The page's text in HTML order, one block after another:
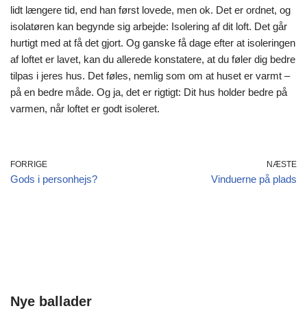
lidt længere tid, end han først lovede, men ok. Det er ordnet, og
isolatøren kan begynde sig arbejde: Isolering af dit loft. Det går
hurtigt med at få det gjort. Og ganske få dage efter at isoleringen
af loftet er lavet, kan du allerede konstatere, at du føler dig bedre
tilpas i jeres hus. Det føles, nemlig som om at huset er varmt –
på en bedre måde. Og ja, det er rigtigt: Dit hus holder bedre på
varmen, når loftet er godt isoleret.
FORRIGE
Gods i personhejs?
NÆSTE
Vinduerne på plads
Nye ballader